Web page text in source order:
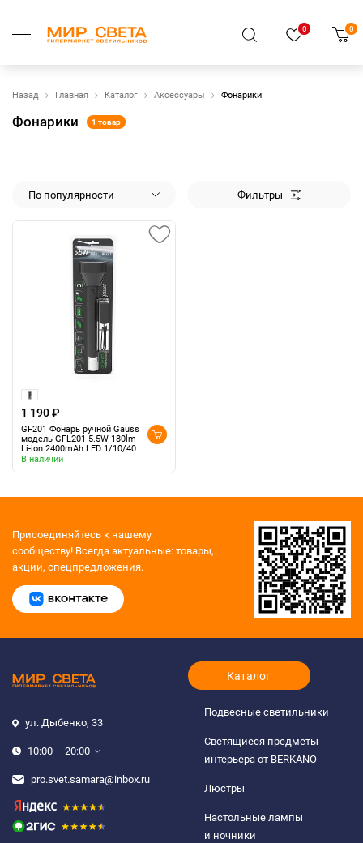
0 0
Назад Главная Каталог Аксессуары Фонарики
Фонарики 1 товар
По популярности Фильтры
1 190 ₽
GF201 Фонарь ручной Gauss
модель GFL201 5.5W 180lm
Li-ion 2400mAh LED 1/10/40
В наличии
Присоединяйтесь к нашему
сообществу! Всегда актуальные: товары,
акции, спецпредложения.
ул. Дыбенко, 33
10:00 – 20:00
pro.svet.samara@inbox.ru
Каталог
Подвесные светильники
Светящиеся предметы
интерьера от BERKANO
Люстры
Настольные лампы
и ночники